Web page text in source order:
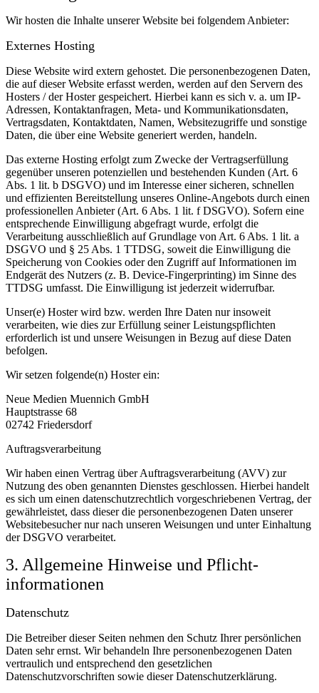
Wir hosten die Inhalte unserer Website bei folgendem Anbieter:
Externes Hosting
Diese Website wird extern gehostet. Die personenbezogenen Daten,
die auf dieser Website erfasst werden, werden auf den Servern des
Hosters / der Hoster gespeichert. Hierbei kann es sich v. a. um IP-
Adressen, Kontaktanfragen, Meta- und Kommunikationsdaten,
Vertragsdaten, Kontaktdaten, Namen, Websitezugriffe und sonstige
Daten, die über eine Website generiert werden, handeln.
Das externe Hosting erfolgt zum Zwecke der Vertragserfüllung
gegenüber unseren potenziellen und bestehenden Kunden (Art. 6
Abs. 1 lit. b DSGVO) und im Interesse einer sicheren, schnellen
und effizienten Bereitstellung unseres Online-Angebots durch einen
professionellen Anbieter (Art. 6 Abs. 1 lit. f DSGVO). Sofern eine
entsprechende Einwilligung abgefragt wurde, erfolgt die
Verarbeitung ausschließlich auf Grundlage von Art. 6 Abs. 1 lit. a
DSGVO und § 25 Abs. 1 TTDSG, soweit die Einwilligung die
Speicherung von Cookies oder den Zugriff auf Informationen im
Endgerät des Nutzers (z. B. Device-Fingerprinting) im Sinne des
TTDSG umfasst. Die Einwilligung ist jederzeit widerrufbar.
Unser(e) Hoster wird bzw. werden Ihre Daten nur insoweit
verarbeiten, wie dies zur Erfüllung seiner Leistungspflichten
erforderlich ist und unsere Weisungen in Bezug auf diese Daten
befolgen.
Wir setzen folgende(n) Hoster ein:
Neue Medien Muennich GmbH
Hauptstrasse 68
02742 Friedersdorf
Auftragsverarbeitung
Wir haben einen Vertrag über Auftragsverarbeitung (AVV) zur
Nutzung des oben genannten Dienstes geschlossen. Hierbei handelt
es sich um einen datenschutzrechtlich vorgeschriebenen Vertrag, der
gewährleistet, dass dieser die personenbezogenen Daten unserer
Websitebesucher nur nach unseren Weisungen und unter Einhaltung
der DSGVO verarbeitet.
3. Allgemeine Hinweise und Pflicht­
informationen
Datenschutz
Die Betreiber dieser Seiten nehmen den Schutz Ihrer persönlichen
Daten sehr ernst. Wir behandeln Ihre personenbezogenen Daten
vertraulich und entsprechend den gesetzlichen
Datenschutzvorschriften sowie dieser Datenschutzerklärung.